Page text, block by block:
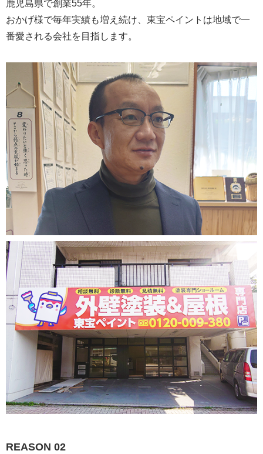
鹿児島県で創業55年。
おかげ様で毎年実績も増え続け、東宝ペイントは地域で一
番愛される会社を目指します。
REASON 02